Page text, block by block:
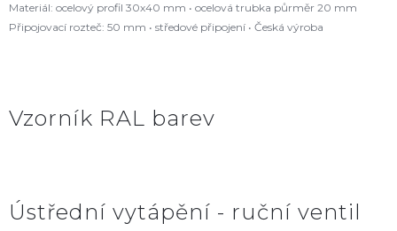
Materiál: ocelový profil 30x40 mm • ocelová trubka půrměr 20 mm
Připojovací rozteč: 50 mm • středové připojení • Česká výroba
Vzorník RAL barev
Ústřední vytápění - ruční ventil